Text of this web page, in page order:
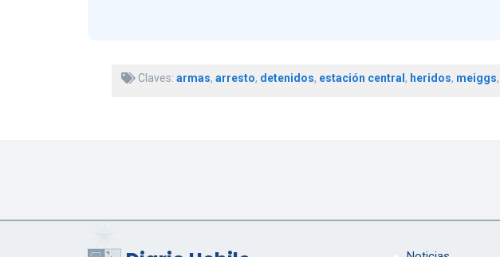
Claves: armas, arresto, detenidos, estación central , heridos, meiggs,